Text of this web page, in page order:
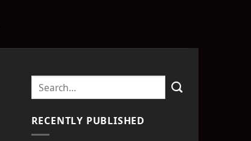
RECENTLY PUBLISHED